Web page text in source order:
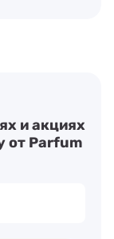
и акциях
от Parfum